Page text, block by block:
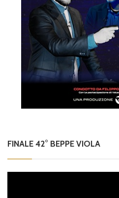
FINALE 42° BEPPE VIOLA